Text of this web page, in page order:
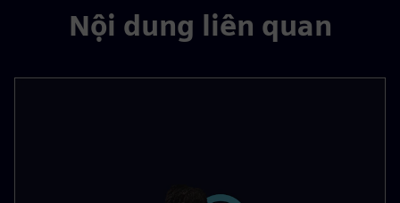
Nội dung liên quan